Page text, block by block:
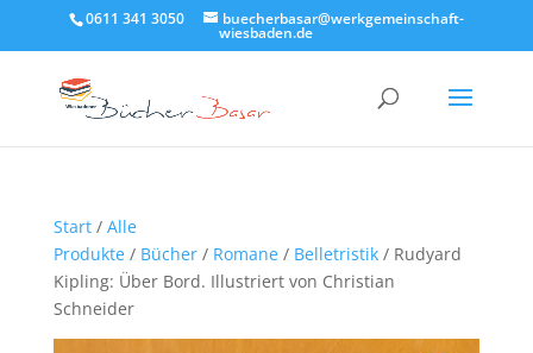
0611 341 3050 buecherbasar@werkgemeinschaft-
wiesbaden.de
Start/ Alle
Produkte/ Bücher/ Romane/ Belletristik/ Rudyard
Kipling: Über Bord. Illustriert von Christian
Schneider